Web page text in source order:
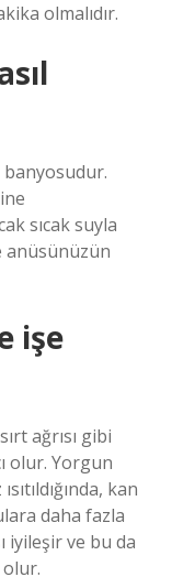
olmalıdır.
banyosudur.
sıcak suyla
anüsünüzün
işe
ağrısı gibi
olur. Yorgun
kan
daha fazla
iyileşir ve bu da
olur.